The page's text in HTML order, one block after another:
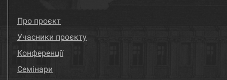
Про проєкт
Учасники проєкту
Конференції
Семінари